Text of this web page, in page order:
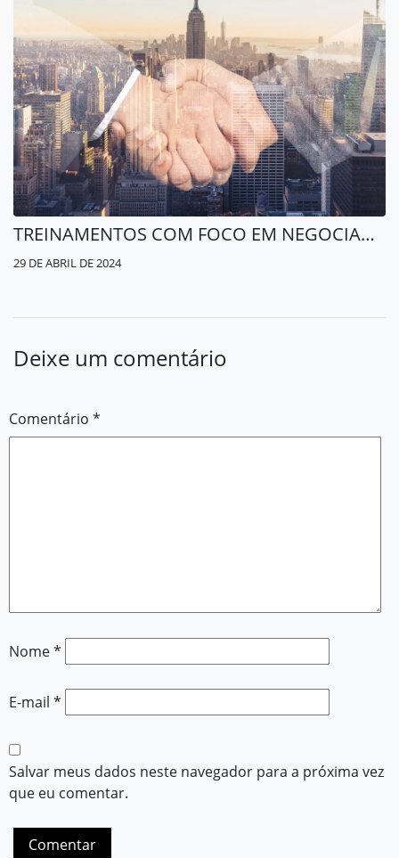
TREINAMENTOS COM FOCO EM NEGOCIAÇÃO PODEM LEVAR EMPRESAS A AMPLIAR VOLUME DE VENDAS EM 60%
29 DE ABRIL DE 2024
Deixe um comentário
Comentário *
Nome*
E-mail *
Salvar meus dados neste navegador para a próxima vez
que eu comentar.